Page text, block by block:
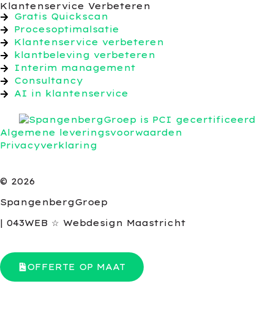
Klantenservice Verbeteren
Gratis Quickscan
Procesoptimalsatie
Klantenservice verbeteren
klantbeleving verbeteren
Interim management
Consultancy
AI in klantenservice
Algemene leveringsvoorwaarden
Privacyverklaring
© 2026
SpangenbergGroep
| 043WEB ☆ Webdesign Maastricht
OFFERTE OP MAAT